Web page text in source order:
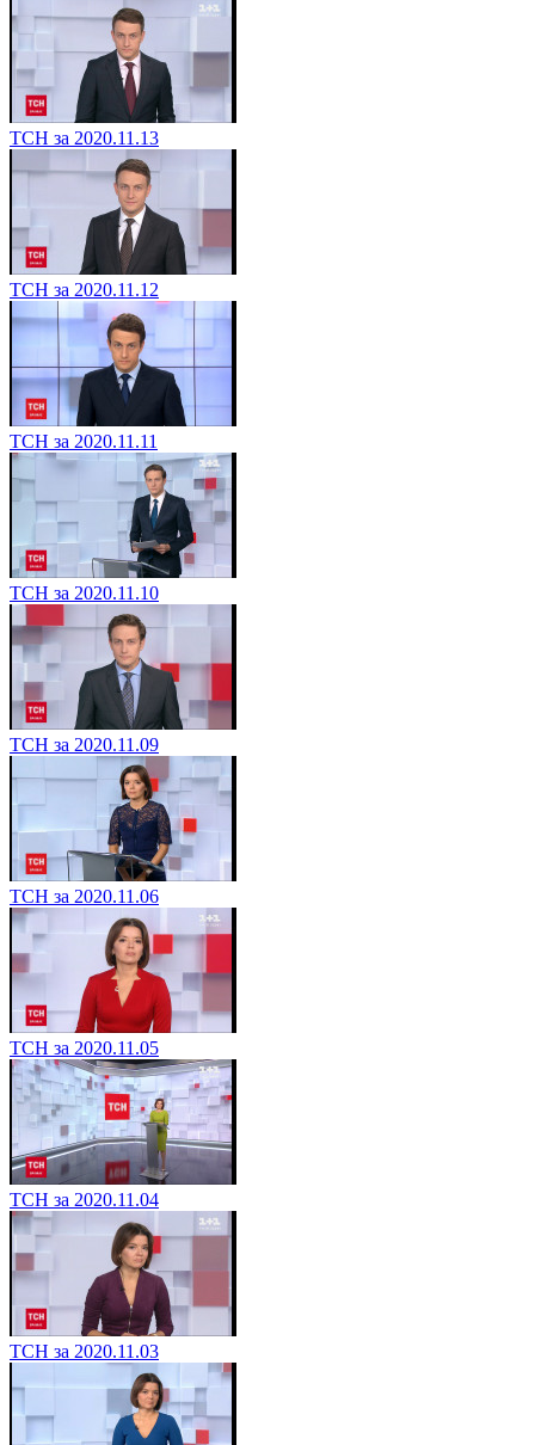
ТСН за 2020.11.13
ТСН за 2020.11.12
ТСН за 2020.11.11
ТСН за 2020.11.10
ТСН за 2020.11.09
ТСН за 2020.11.06
ТСН за 2020.11.05
ТСН за 2020.11.04
ТСН за 2020.11.03